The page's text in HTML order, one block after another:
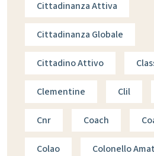
Cittadinanza Attiva
Cittadinanza Globale
Cittadino Attivo
Clementine Clil
Cnr Coach
Colao Colonello